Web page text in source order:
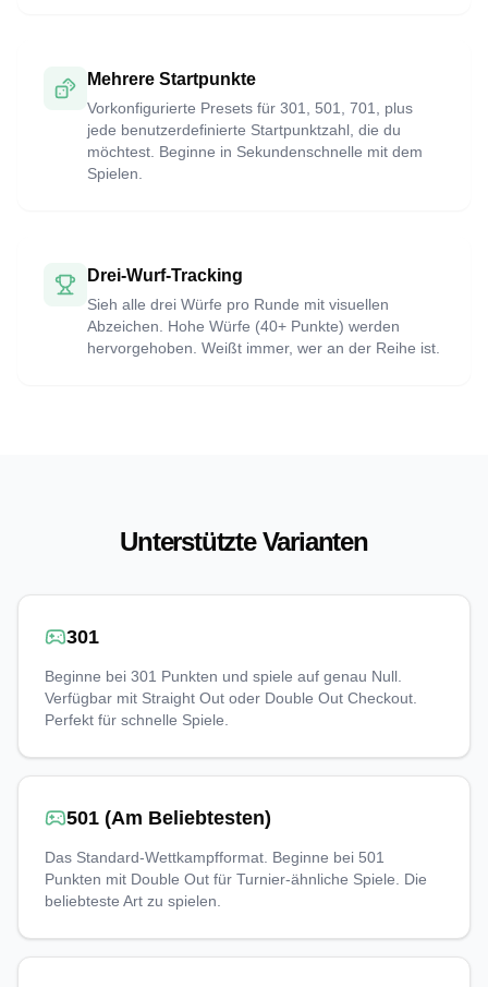
Mehrere Startpunkte
Vorkonfigurierte Presets für 301, 501, 701, plus
jede benutzerdefinierte Startpunktzahl, die du
möchtest. Beginne in Sekundenschnelle mit dem
Spielen.
Drei-Wurf-Tracking
Sieh alle drei Würfe pro Runde mit visuellen
Abzeichen. Hohe Würfe (40+ Punkte) werden
hervorgehoben. Weißt immer, wer an der Reihe ist.
Unterstützte Varianten
301
Beginne bei 301 Punkten und spiele auf genau Null.
Verfügbar mit Straight Out oder Double Out Checkout.
Perfekt für schnelle Spiele.
501 (Am Beliebtesten)
Das Standard-Wettkampfformat. Beginne bei 501
Punkten mit Double Out für Turnier-ähnliche Spiele. Die
beliebteste Art zu spielen.